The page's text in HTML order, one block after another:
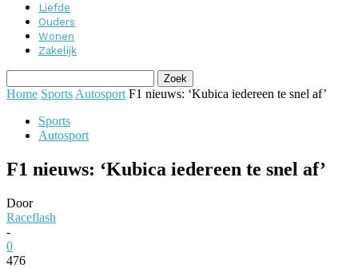
Liefde
Ouders
Wonen
Zakelijk
Home Sports Autosport F1 nieuws: ‘Kubica iedereen te snel af’
Sports
Autosport
F1 nieuws: ‘Kubica iedereen te snel af’
Door
Raceflash
-
0
476